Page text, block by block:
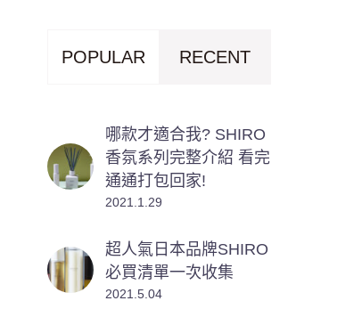
POPULAR RECENT
哪款才適合我? SHIRO
香氛系列完整介紹 看完
通通打包回家!
2021.1.29
超人氣日本品牌SHIRO
必買清單一次收集
2021.5.04